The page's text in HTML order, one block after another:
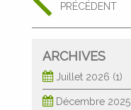
PRÉCÉDENT
ARCHIVES
Juillet 2026 (1)
Décembre 2025